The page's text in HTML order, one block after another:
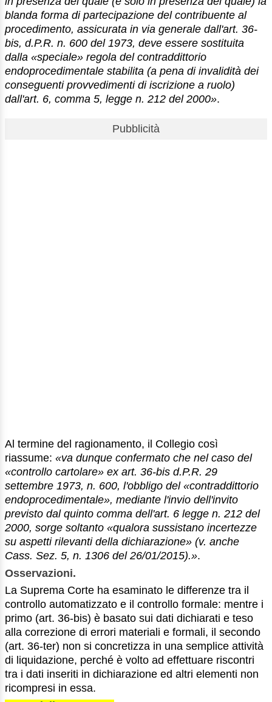
blanda forma di partecipazione del contribuente al
procedimento, assicurata in via generale dall'art. 36-
bis, d.P.R. n. 600 del 1973, deve essere sostituita
dalla «speciale» regola del contraddittorio
endoprocedimentale stabilita (a pena di invalidità dei
conseguenti provvedimenti di iscrizione a ruolo)
dall'art. 6, comma 5, legge n. 212 del 2000».
Pubblicità
Al termine del ragionamento, il Collegio così
riassume: «va dunque confermato che nel caso del
«controllo cartolare» ex art. 36-bis d.P.R. 29
settembre 1973, n. 600, l'obbligo del «contraddittorio
endoprocedimentale», mediante l'invio dell'invito
previsto dal quinto comma dell'art. 6 legge n. 212 del
2000, sorge soltanto «qualora sussistano incertezze
su aspetti rilevanti della dichiarazione» (v. anche
Cass. Sez. 5, n. 1306 del 26/01/2015).».
Osservazioni.
La Suprema Corte ha esaminato le differenze tra il
controllo automatizzato e il controllo formale: mentre i
primo (art. 36-bis) è basato sui dati dichiarati e teso
alla correzione di errori materiali e formali, il secondo
(art. 36-ter) non si concretizza in una semplice attività
di liquidazione, perché è volto ad effettuare riscontri
tra i dati inseriti in dichiarazione ed altri elementi non
ricompresi in essa.